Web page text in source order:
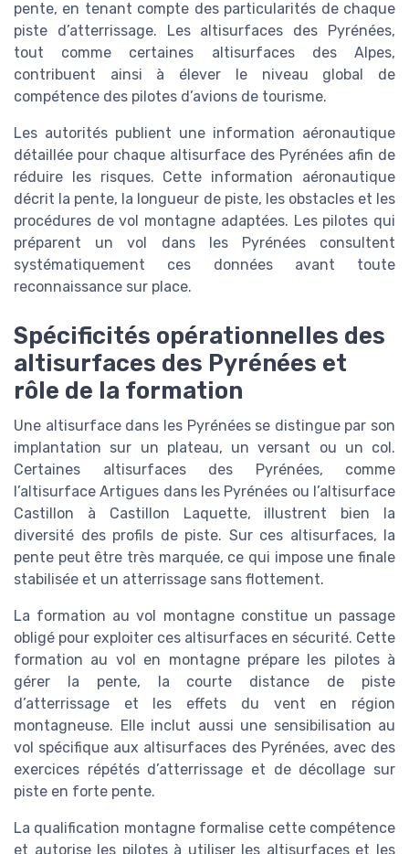
pente, en tenant compte des particularités de chaque
piste d’atterrissage. Les altisurfaces des Pyrénées,
tout comme certaines altisurfaces des Alpes,
contribuent ainsi à élever le niveau global de
compétence des pilotes d’avions de tourisme.
Les autorités publient une information aéronautique
détaillée pour chaque altisurface des Pyrénées afin de
réduire les risques. Cette information aéronautique
décrit la pente, la longueur de piste, les obstacles et les
procédures de vol montagne adaptées. Les pilotes qui
préparent un vol dans les Pyrénées consultent
systématiquement ces données avant toute
reconnaissance sur place.
Spécificités opérationnelles des
altisurfaces des Pyrénées et
rôle de la formation
Une altisurface dans les Pyrénées se distingue par son
implantation sur un plateau, un versant ou un col.
Certaines altisurfaces des Pyrénées, comme
l’altisurface Artigues dans les Pyrénées ou l’altisurface
Castillon à Castillon Laquette, illustrent bien la
diversité des profils de piste. Sur ces altisurfaces, la
pente peut être très marquée, ce qui impose une finale
stabilisée et un atterrissage sans flottement.
La formation au vol montagne constitue un passage
obligé pour exploiter ces altisurfaces en sécurité. Cette
formation au vol en montagne prépare les pilotes à
gérer la pente, la courte distance de piste
d’atterrissage et les effets du vent en région
montagneuse. Elle inclut aussi une sensibilisation au
vol spécifique aux altisurfaces des Pyrénées, avec des
exercices répétés d’atterrissage et de décollage sur
piste en forte pente.
La qualification montagne formalise cette compétence
et autorise les pilotes à utiliser les altisurfaces et les